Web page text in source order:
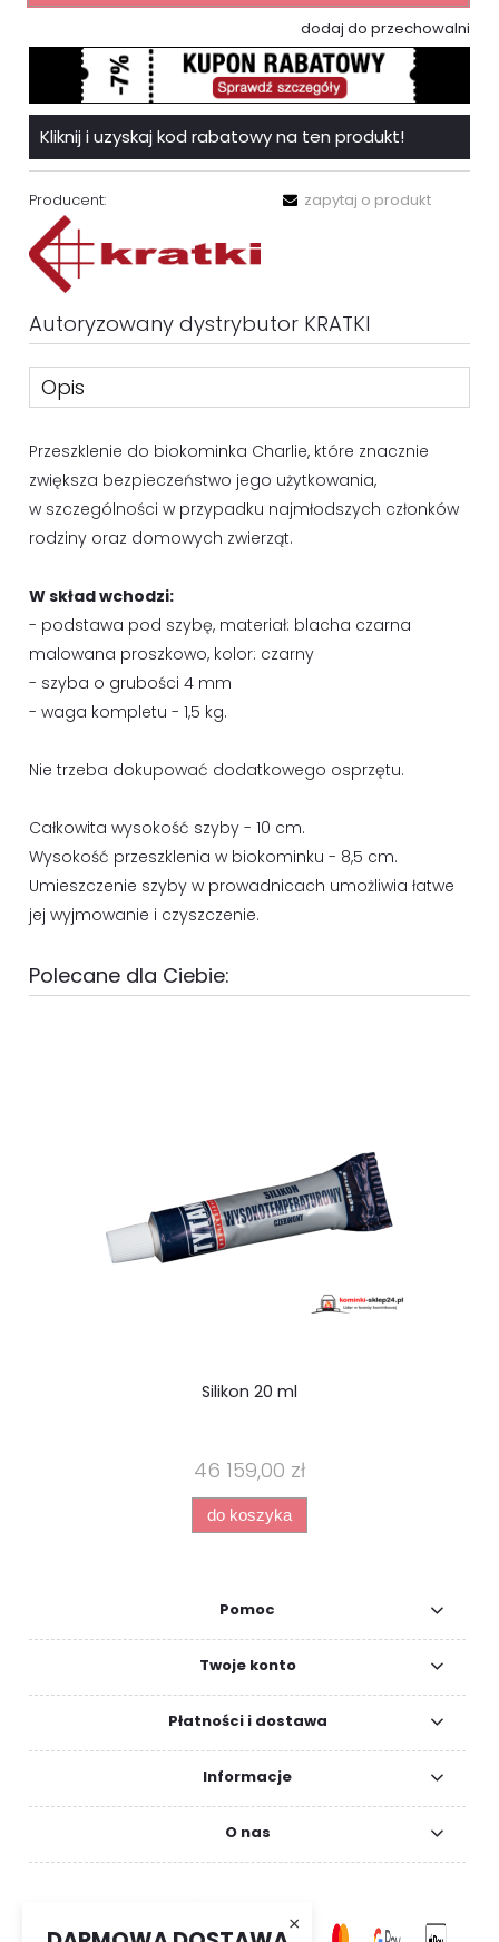
dodaj do przechowalni
Kliknij i uzyskaj kod rabatowy na ten produkt!
Producent: zapytaj o produkt
Autoryzowany dystrybutor KRATKI
Opis
Przeszklenie do biokominka Charlie, które znacznie
zwiększa bezpieczeństwo jego użytkowania,
w szczególności w przypadku najmłodszych członków
rodziny oraz domowych zwierząt.
W skład wchodzi:
- podstawa pod szybę, materiał: blacha czarna
malowana proszkowo, kolor: czarny
- szyba o grubości 4 mm
- waga kompletu - 1,5 kg.
Nie trzeba dokupować dodatkowego osprzętu.
Całkowita wysokość szyby - 10 cm.
Wysokość przeszklenia w biokominku - 8,5 cm.
Umieszczenie szyby w prowadnicach umożliwia łatwe
jej wyjmowanie i czyszczenie.
Polecane dla Ciebie:
Silikon 20 ml
46 159,00 zł
do koszyka
×
Pomoc
Twoje konto
Płatności i dostawa
Informacje
O nas